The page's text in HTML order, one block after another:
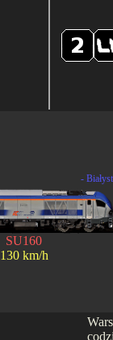
-
SU160
130 km/h